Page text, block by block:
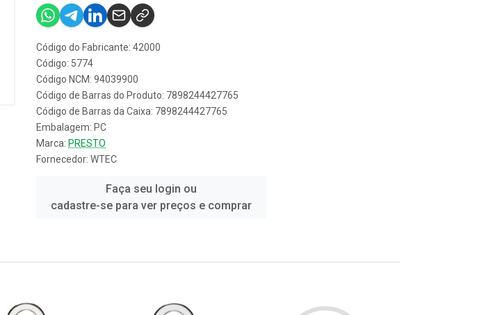
Código do Fabricante: 42000
Código: 5774
Código NCM: 94039900
Código de Barras do Produto: 7898244427765
Código de Barras da Caixa: 7898244427765
Embalagem: PC
Marca: PRESTO
Fornecedor: WTEC
Faça seu login ou
cadastre-se para ver preços e comprar